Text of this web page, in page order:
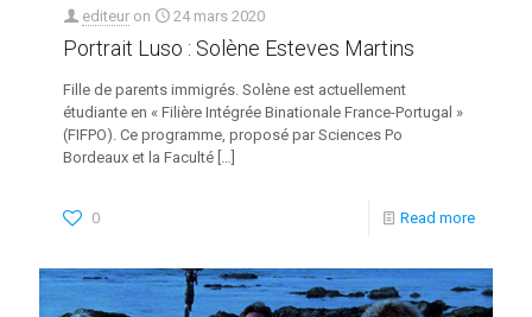
editeur on 24 mars 2020
Portrait Luso : Solène Esteves Martins
Fille de parents immigrés. Solène est actuellement
étudiante en « Filière Intégrée Binationale France-Portugal »
(FIFPO). Ce programme, proposé par Sciences Po
Bordeaux et la Faculté […]
0 Read more